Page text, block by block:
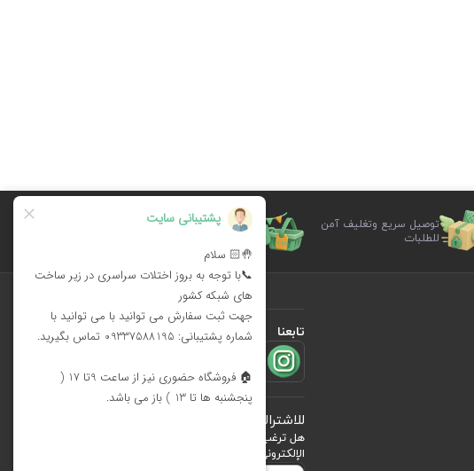
توصيل سريع وتغليف آمن
للطلبات
الابتكار في التصميم وتنوع المنتجات للمناسبات
تابعنا
للاشتراك في
هل ترغب في معرفة أحدث العروض؟ فقط أدخل بريدك
الإلكتروني